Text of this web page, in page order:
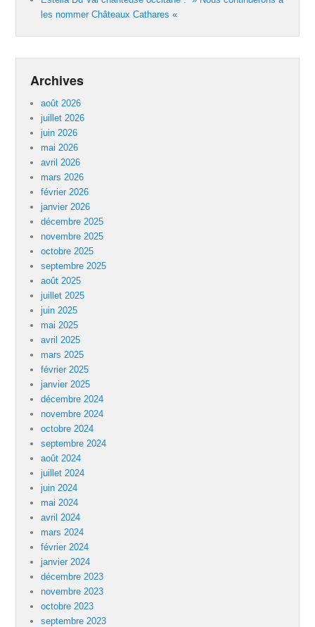
les nommer Châteaux Cathares «
Archives
août 2026
juillet 2026
juin 2026
mai 2026
avril 2026
mars 2026
février 2026
janvier 2026
décembre 2025
novembre 2025
octobre 2025
septembre 2025
août 2025
juillet 2025
juin 2025
mai 2025
avril 2025
mars 2025
février 2025
janvier 2025
décembre 2024
novembre 2024
octobre 2024
septembre 2024
août 2024
juillet 2024
juin 2024
mai 2024
avril 2024
mars 2024
février 2024
janvier 2024
décembre 2023
novembre 2023
octobre 2023
septembre 2023